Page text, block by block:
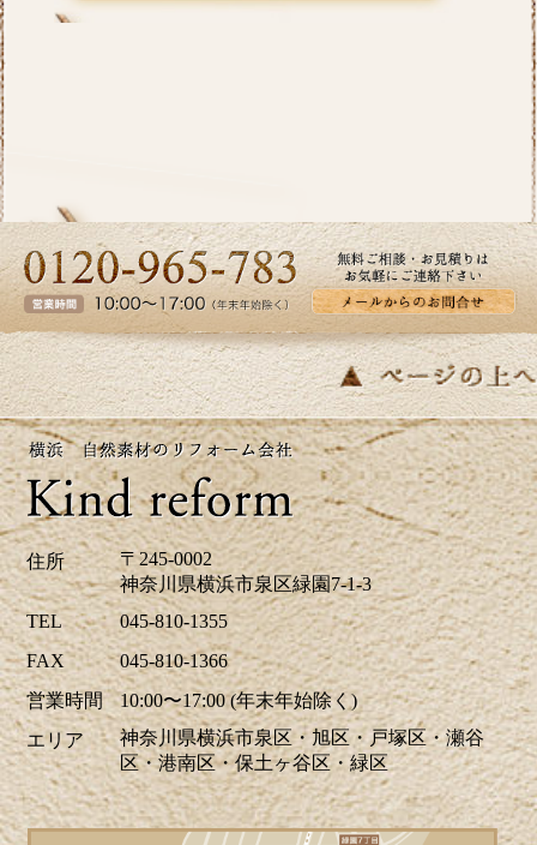
2026/04/24
ツツジの花が街を鮮やかに彩り、お出かけに
も最適な季節ですね。当社はゴールデンウイ
ーク中も休まず営業しております。リフォー
ムに関するご相談、お見積りなどお気軽にお
問い合わせください。ホームページでは、H区
M様邸のキッチリフォーム、A区N様邸の玄関
ドアリフォーム事例を掲載致しました。リフ
ォームのご参考に是非ご覧ください。皆様か
らのお問合せをお待ちしております。
2026/04/17
青葉が美しい季節になりました。明るい日差
しを新しい窓で迎えませんか？環境省が実施
する「みらいエコ住宅2026事業」で補助金の
交付が決定しました。断熱性能の高い窓を導
入する「窓リノベ」では、熱・遮音・結露軽
減により光熱費の削減や快適な住環境の向上
住所
〒245-0002
神奈川県横浜市泉区緑園7-1-3
TEL
045-810-1355
FAX
045-810-1366
営業時間
10:00〜17:00 (年末年始除く)
エリア
神奈川県横浜市泉区・旭区・戸塚区・瀬谷
区・港南区・保土ヶ谷区・緑区